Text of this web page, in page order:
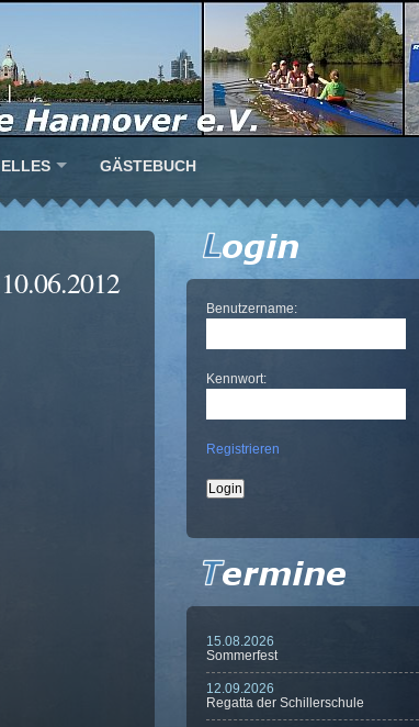
GÄSTEBUCH
Benutzername:
Kennwort:
Registrieren
15.08.2026
Sommerfest
12.09.2026
Regatta der Schillerschule